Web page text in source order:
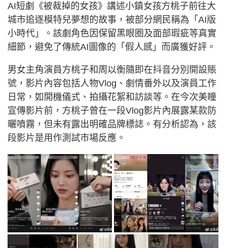
AI短劇《被裁掉的女孩》講述小鎮女孩方桃子前往大
城市追逐模特兒夢想的故事，被部分網民稱為「AI版
小時代」。該劇角色因保留黑眼圈及面部瑕疵等真實
細節，避免了傳統AI圖像的「假人感」而廣獲好評。
男女主角演員方桃子和周以衡隨即在抖音分別開設賬
號，影片內容包括人物Vlog、劇情番外以及演員工作
日常，如開機儀式、拍攝花絮和訪談等。在今次美瞳
宣傳影片前，方桃子曾在一段Vlog影片內展露某款防
曬噴霧，但未有露出明確品牌標誌。有分析認為，該
段影片是用作測試市場反應。